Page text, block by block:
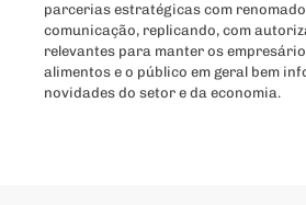
parcerias estratégicas com
comunicação, replicando, com
relevantes para manter os
alimentos e o público em geral bem
novidades do setor e da economia.